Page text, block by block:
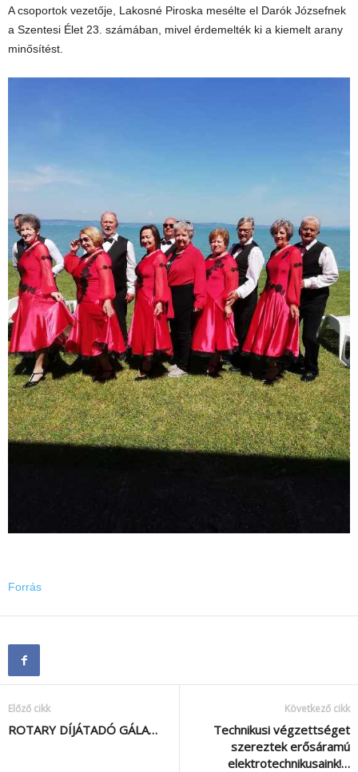
A csoportok vezetője, Lakosné Piroska mesélte el Darók Józsefnek
a Szentesi Élet 23. számában, mivel érdemelték ki a kiemelt arany
minősítést.
Forrás
Előző cikk
ROTARY DÍJÁTADÓ GÁLA…
Következő cikk
Technikusi végzettséget
szereztek erősáramú
elektrotechnikusaink!…